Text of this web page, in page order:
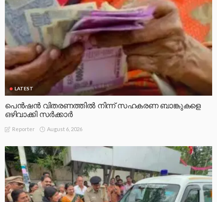
LATEST
പെൻഷൻ വിതരണത്തിൽ നിന്ന് സഹകരണ ബാങ്കുകളെ
ഒഴിവാക്കി സർക്കാർ
Reporter August 6, 2026